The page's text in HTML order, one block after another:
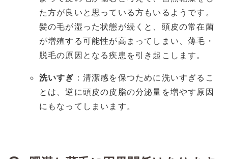
た方が良いと思っている方もいるようです。
髪の毛が湿った状態が続くと、頭皮の常在菌
が増殖する可能性が高まってしまい、薄毛・
脱毛の原因となる疾患を引き起こします。
洗いすぎ ：清潔感を保つために洗いすぎるこ
とは、逆に頭皮の皮脂の分泌量を増やす原因
にもなってしまいます。